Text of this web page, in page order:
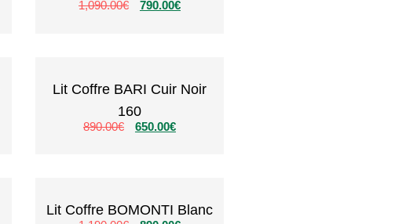
1,090.00€ 790.00€
Lit Coffre BARI Cuir Noir
160
890.00€ 650.00€
Lit Coffre BOMONTI Blanc